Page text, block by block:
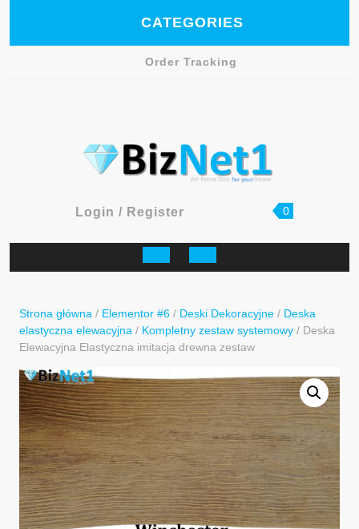
CATEGORIES
Order Tracking
Login / RegisterLogin
Register
shopping
0
Open
Strona główna / Elementor #6 / Deski Dekoracyjne / Deska
elastyczna elewacyjna / Kompletny zestaw systemowy / Deska
Elewacyjna Elastyczna imitacja drewna zestaw